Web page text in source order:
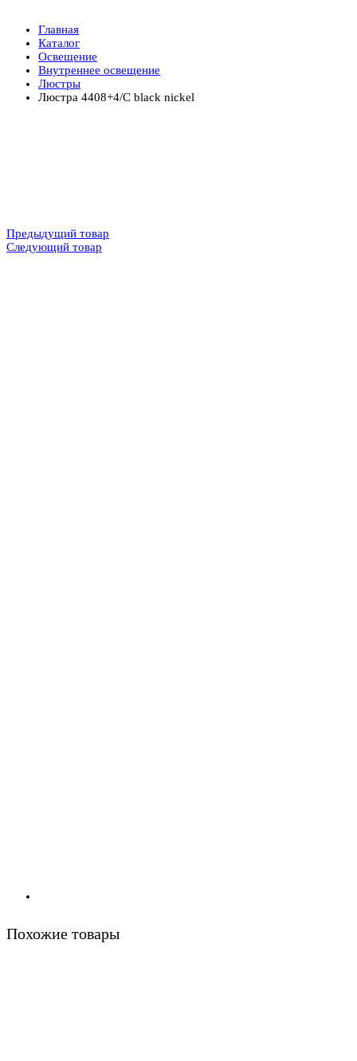
Главная
Каталог
Освещение
Внутреннее освещение
Люстры
Люстра 4408+4/C black nickel
Предыдущий товар
Следующий товар
Похожие товары